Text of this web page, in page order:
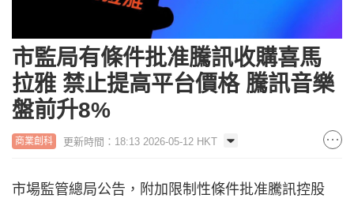
市監局有條件批准騰訊收購喜馬
拉雅 禁止提高平台價格 騰訊音樂
盤前升8%
商業創科 更新時間：18:13 2026-05-12 HKT
市場監管總局公告，附加限制性條件批准騰訊控股